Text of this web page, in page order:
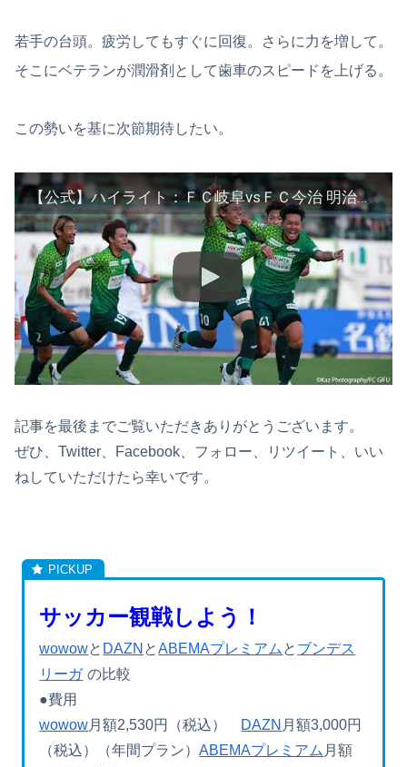
若手の台頭。疲労してもすぐに回復。さらに力を増して。
そこにベテランが潤滑剤として歯車のスピードを上げる。
この勢いを基に次節期待したい。
【公式】ハイライト：ＦＣ岐阜vsＦＣ今治 明治安田生命Ｊ３リーグ 第21節 2021/10/2
記事を最後までご覧いただきありがとうございます。
ぜひ、Twitter、Facebook、フォロー、リツイート、いい
ねしていただけたら幸いです。
サッカー観戦しよう！
wowowと DAZN とABEMAプレミアム と ブンデス
リーガ の比較
●費用
wowow月額2,530円（税込） DAZN 月額3,000円
（税込）（年間プラン）ABEMAプレミアム 月額